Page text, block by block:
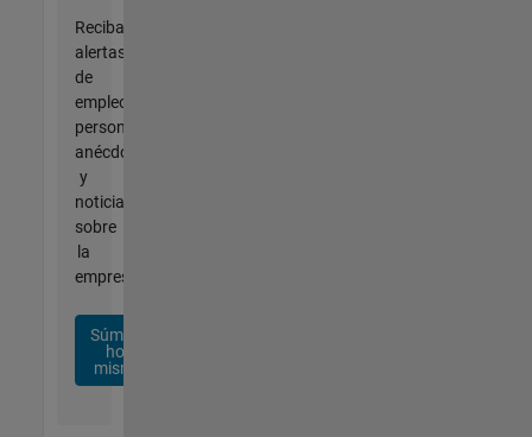
Reciba
alertas
de
empleo
personalizadas,
anécdotas
y
noticias
sobre
la
empresa.
Súmese
hoy
mismo